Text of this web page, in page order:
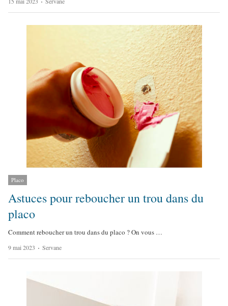
u
Placo
Astuces pour reboucher un trou dans du
placo
Comment reboucher un trou dans du placo ? On vous …
9 mai 2023
A
u
Servane